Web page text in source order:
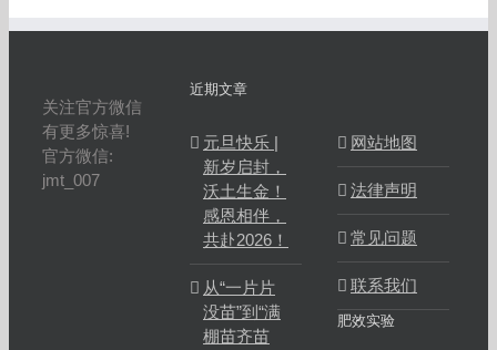
关注官方微信
有更多惊喜!
官方微信:
jmt_007
近期文章
元旦快乐 |
新岁启封，
沃土生金！
感恩相伴，
共赴2026！
从“一片片
没苗”到“满
棚苗齐苗
网站地图
法律声明
常见问题
联系我们
肥效实验